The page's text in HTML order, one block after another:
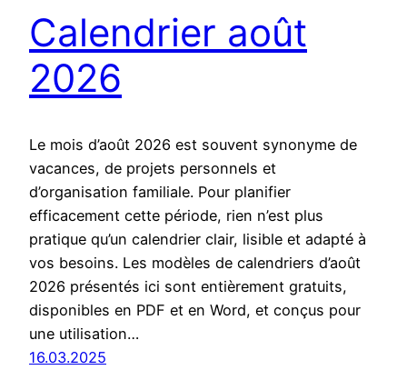
Calendrier août
2026
Le mois d’août 2026 est souvent synonyme de
vacances, de projets personnels et
d’organisation familiale. Pour planifier
efficacement cette période, rien n’est plus
pratique qu’un calendrier clair, lisible et adapté à
vos besoins. Les modèles de calendriers d’août
2026 présentés ici sont entièrement gratuits,
disponibles en PDF et en Word, et conçus pour
une utilisation…
16.03.2025